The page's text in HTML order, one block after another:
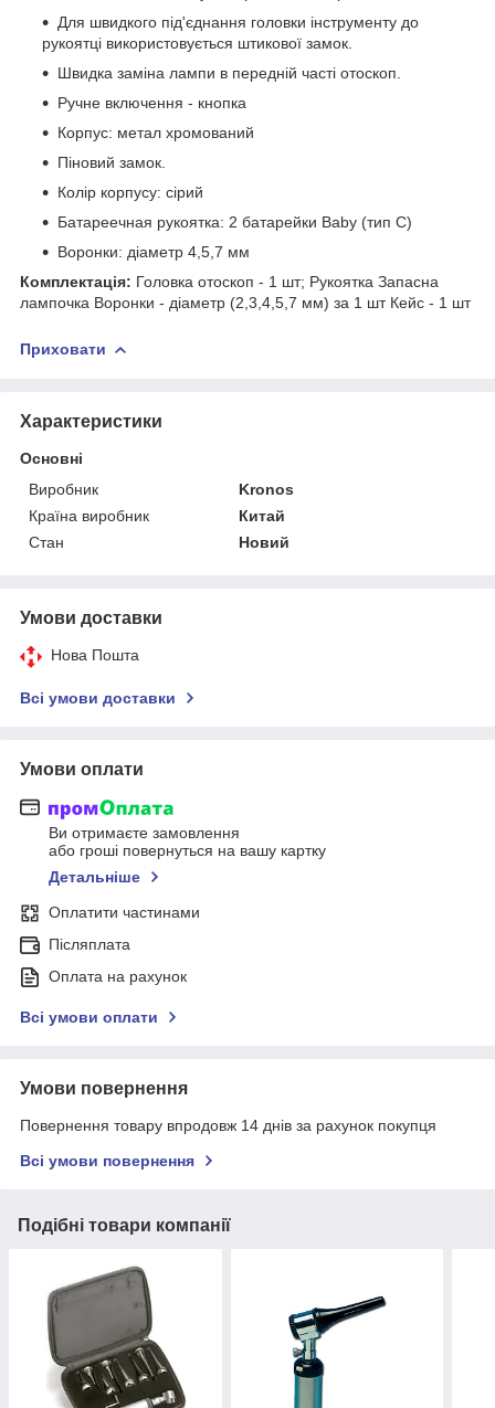
Для швидкого під'єднання головки інструменту до
рукоятці використовується штикової замок.
Швидка заміна лампи в передній часті отоскоп.
Ручне включення - кнопка
Корпус: метал хромований
Піновий замок.
Колір корпусу: сірий
Батареечная рукоятка: 2 батарейки Baby (тип C)
Воронки: діаметр 4,5,7 мм
Комплектація: Головка отоскоп - 1 шт; Рукоятка Запасна
лампочка Воронки - діаметр (2,3,4,5,7 мм) за 1 шт Кейс - 1 шт
Приховати
Характеристики
Основні
Виробник
Kronos
Країна виробник
Китай
Стан
Новий
Умови доставки
Нова Пошта
Всі умови доставки
Умови оплати
Ви отримаєте замовлення
або гроші повернуться на вашу картку
Детальніше
Оплатити частинами
Післяплата
Оплата на рахунок
Всі умови оплати
Умови повернення
Повернення товару впродовж 14 днів за рахунок покупця
Всі умови повернення
Подібні товари компанії